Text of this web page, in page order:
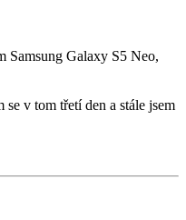
Samsung Galaxy S5 Neo,
v tom třetí den a stále jsem